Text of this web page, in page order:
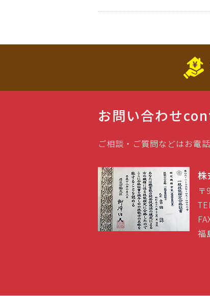
お問い合わせ
ご相談・ご質問などはお電
株
福